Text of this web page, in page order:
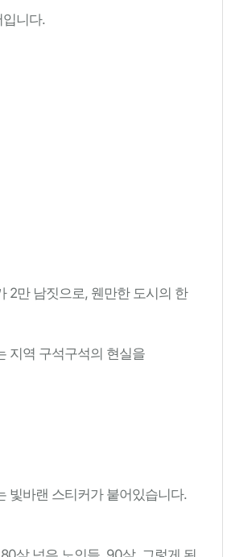
니다.
2만 남짓으로, 웬만한 도시의 한
지역 구석구석의 현실을
빛바랜 스티커가 붙어있습니다.